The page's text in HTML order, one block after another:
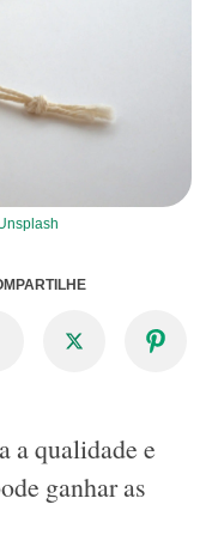
a qualidade e
ganhar as